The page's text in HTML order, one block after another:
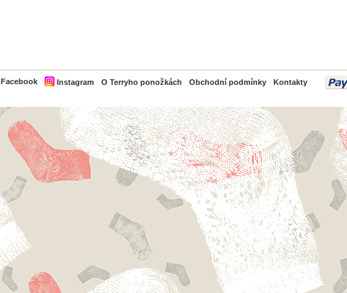
Facebook Instagram O Terryho ponožkách Obchodní podmínky Kontakty
PayPal